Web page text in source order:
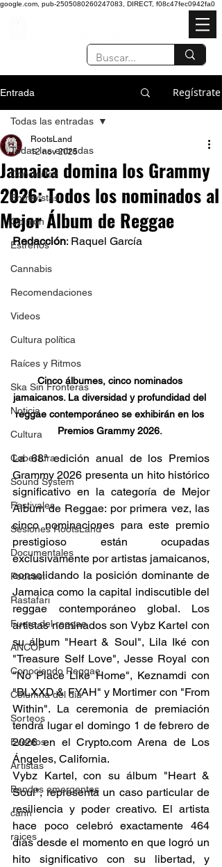
google.com, pub-2505080260247083, DIRECT, f08c47fec0942fa0
Entrada Regístrate
Todas las entradas
Conciertos
Entrevistas
Opinión
Estrenos
Cannabis
Recomendaciones
Videos
Cultura política
Raíces y Ritmos
Ska Sin Fronteras
Noticia
Cultura
Cobertura
Sound System
Festivales
Sesiones RootsLand
Documentales
Podcast
Rastafari
Fuera del reggae
ANCOP
Conociendo Reggae
Columna del día
Sorteos
Eventos
Artistas
Bandas emergentes
cann
raices
Todas las entradas
Jamaica domina los Grammy
2026: Todos los nominados al
Mejor Álbum de Reggae
RootsLand
12 nov 2025
Redacción: Raquel García
Cinco álbumes, cinco nominados
jamaicanos. La diversidad y profundidad del
reggae contemporáneo se exhibirán en los
Premios Grammy 2026.
La 68ª edición anual de los Premios
Grammy 2026 presenta un hito histórico
significativo en la categoría de Mejor
Álbum de Reggae: por primera vez, las
cinco nominaciones para este premio
prestigioso están ocupadas
exclusivamente por artistas jamaicanos,
consolidando la posición dominante de
Jamaica como la capital indiscutible del
reggae contemporáneo global. Los
artistas nominados son Vybz Kartel con
su álbum "Heart & Soul", Lila Iké con
"Treasure Self Love", Jesse Royal con
"No Place Like Home", Keznamdi con
"BLXXD & FYAH" y Mortimer con "From
Within". La ceremonia de premiación
tendrá lugar el domingo 1 de febrero de
2026 en el Crypto.com Arena de Los
Ángeles, California.
Vybz Kartel, con su álbum "Heart &
Soul", representa un caso particular de
resiliencia y poder creativo. El artista
hace poco celebró exactamente 464
días desde el momento en que logró un
hito significativo con su libertad, y